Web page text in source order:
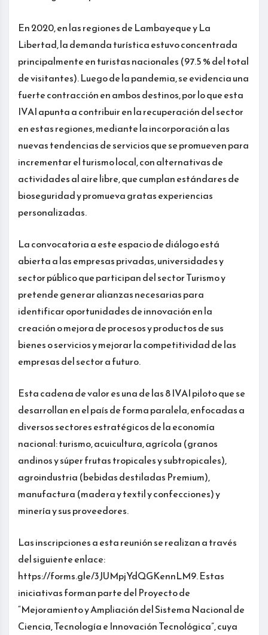
En 2020, en las regiones de Lambayeque y La
Libertad, la demanda turística estuvo concentrada
principalmente en turistas nacionales (97.5 % del total
de visitantes). Luego de la pandemia, se evidencia una
fuerte contracción en ambos destinos, por lo que esta
IVAI apunta a contribuir en la recuperación del sector
en estas regiones, mediante la incorporación a las
nuevas tendencias de servicios que se promueven para
incrementar el turismo local, con alternativas de
actividades al aire libre, que cumplan estándares de
bioseguridad y promueva gratas experiencias
personalizadas.
La convocatoria a este espacio de diálogo está
abierta a las empresas privadas, universidades y
sector público que participan del sector Turismo y
pretende generar alianzas necesarias para
identificar oportunidades de innovación en la
creación o mejora de procesos y productos de sus
bienes o servicios y mejorar la competitividad de las
empresas del sector a futuro.
Esta cadena de valor es una de las 8 IVAI piloto que se
desarrollan en el país de forma paralela, enfocadas a
diversos sectores estratégicos de la economía
nacional: turismo, acuicultura, agrícola (granos
andinos y súper frutas tropicales y subtropicales),
agroindustria (bebidas destiladas Premium),
manufactura (madera y textil y confecciones) y
minería y sus proveedores.
Las inscripciones a esta reunión se realizan a través
del siguiente enlace:
https://forms.gle/3JUMpjYdQGKennLM9. Estas
iniciativas forman parte del Proyecto de
“Mejoramiento y Ampliación del Sistema Nacional de
Ciencia, Tecnología e Innovación Tecnológica”, cuya